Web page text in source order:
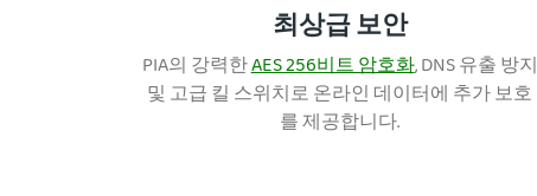
최상급 보안
PIA의 강력한AES 256비트 암호화, DNS 유출 방지
및 고급 킬 스위치로 온라인 데이터에 추가 보호
를 제공합니다.